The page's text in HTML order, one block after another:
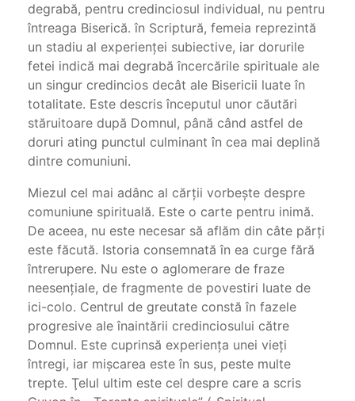
degrabă, pentru credinciosul individual, nu pentru
întreaga Biserică. în Scriptură, femeia reprezintă
un stadiu al experienţei subiective, iar dorurile
fetei indică mai degrabă încercările spirituale ale
un singur credincios decât ale Bisericii luate în
totalitate. Este descris începutul unor căutări
stăruitoare după Domnul, până când astfel de
doruri ating punctul culminant în cea mai deplină
dintre comuniuni.
Miezul cel mai adânc al cărţii vorbeşte despre
comuniune spirituală. Este o carte pentru inimă.
De aceea, nu este necesar să aflăm din câte părţi
este făcută. Istoria consemnată în ea curge fără
întrerupere. Nu este o aglomerare de fraze
neesenţiale, de fragmente de povestiri luate de
ici-colo. Centrul de greutate constă în fazele
progresive ale înaintării credinciosului către
Domnul. Este cuprinsă experienţa unei vieţi
întregi, iar mişcarea este în sus, peste multe
trepte. Ţelul ultim este cel despre care a scris